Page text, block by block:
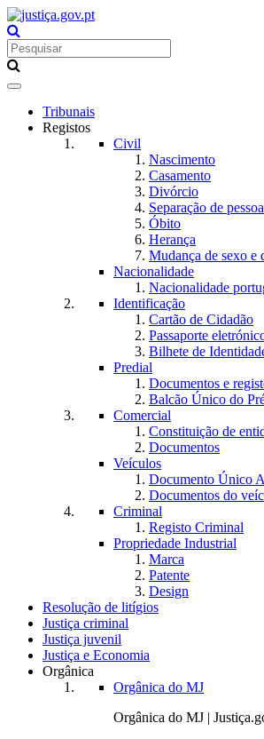
Toggle
navigationTribunais
Registos
Civil
Nascimento
Casamento
Divórcio
Separação de
Óbito
Herança
Mudança de sexo e
Nacionalidade
Nacionalidade
Identificação
Cartão de Cidadão
Passaporte
Bilhete de
Predial
Documentos e
Balcão Único do
Comercial
Constituição de
Documentos
Veículos
Documento Único
Documentos do
Criminal
Registo Criminal
Propriedade Industrial
Marca
Patente
Design
Resolução de litígios
Justiça criminal
Justiça juvenil
Justiça e Economia
Orgânica
Orgânica do MJ
Orgânica do MJ |